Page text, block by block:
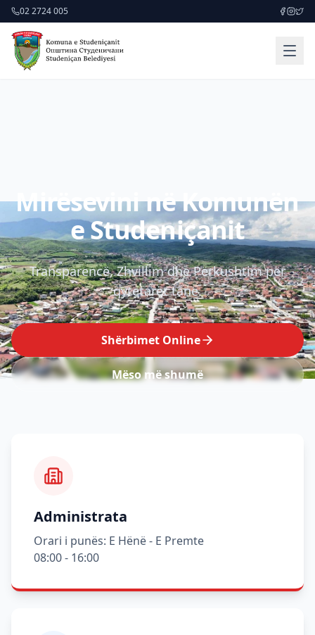
02 2724 005
Mirësevini në Komunën
e Studeniçanit
Transparencë, Zhvillim dhe Përkushtim për
qytetarët tanë.
Shërbimet Online
Mëso më shumë
Administrata
Orari i punës: E Hënë - E Premte
08:00 - 16:00